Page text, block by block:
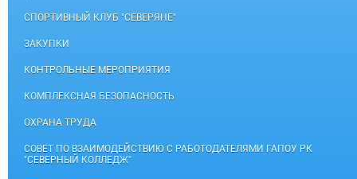
СПОРТИВНЫЙ КЛУБ "СЕВЕРЯНЕ"
ЗАКУПКИ
КОНТРОЛЬНЫЕ МЕРОПРИЯТИЯ
КОМПЛЕКСНАЯ БЕЗОПАСНОСТЬ
ОХРАНА ТРУДА
СОВЕТ ПО ВЗАИМОДЕЙСТВИЮ С РАБОТОДАТЕЛЯМИ ГАПОУ РК
"СЕВЕРНЫЙ КОЛЛЕДЖ"